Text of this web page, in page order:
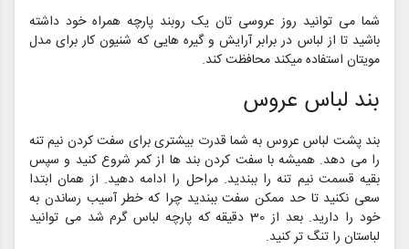
شما می توانید روز عروسی تان یک روبند پارچه همراه خود داشته
باشید تا از لباس در برابر آرایش و گیره هایی که شنیون کار برای مدل
مویتان استفاده میکند محافظت کند.
بند لباس عروس
بند پشت لباس عروس به شما قدرت بیشتری برای سفت کردن نیم تنه
را می دهد. همیشه با سفت کردن بند ها از کمر شروع کنید و سپس
بقیه قسمت نیم تنه را ببندید. مراحل را ادامه دهید. از همان ابتدا
سعی نکنید تا حد ممکن سفت ببندید چرا که خطر آسیب رساندن به
خود را دارید. بعد از 30 دقیقه که پارچه لباس گرم شد می توانید
لباستان را تنگ تر کنید.